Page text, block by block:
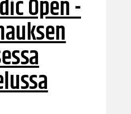
Open -